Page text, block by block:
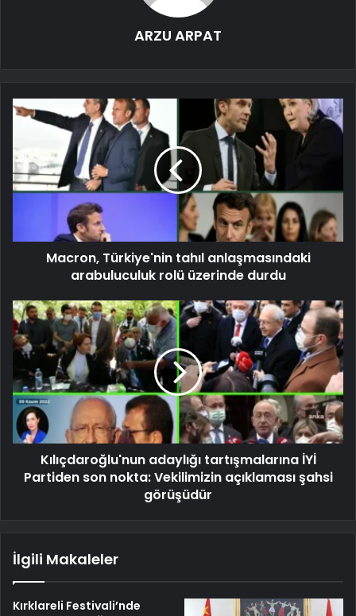
ARZU ARPAT
Macron, Türkiye'nin tahıl anlaşmasındaki
arabuluculuk rolü üzerinde durdu
Kılıçdaroğlu'nun adaylığı tartışmalarına İYİ
Partiden son nokta: Vekilimizin açıklaması şahsi
görüşüdür
İlgili Makaleler
Kırklareli Festivali’nde